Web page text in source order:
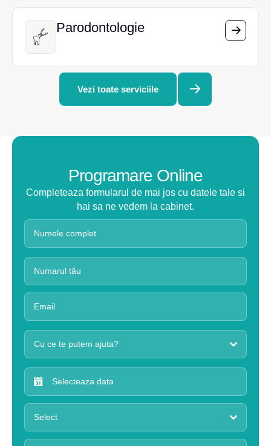
Parodontologie
Parodontologie
Vezi toate serviciile
Programare Online
Completeaza formularul de mai jos cu datele tale si
hai sa ne vedem la cabinet.
Cu ce te putem ajuta?
Select